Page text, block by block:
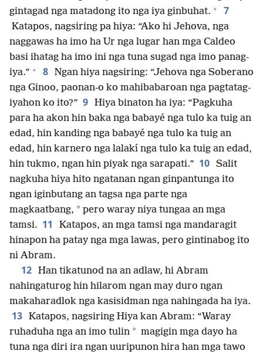
gintagad nga matadong ito nga iya ginbuhat. + 7
Katapos, nagsiring pa hiya: “Ako hi Jehova, nga
naggawas ha imo ha Ur nga lugar han mga Caldeo
basi ihatag ha imo ini nga tuna sugad nga imo panag-
iya.” + 8 Ngan hiya nagsiring: “Jehova nga Soberano
nga Ginoo, paonan-o ko mahibabaroan nga pagtatag-
iyahon ko ito?” 9 Hiya binaton ha iya: “Pagkuha
para ha akon hin baka nga babayé nga tulo ka tuig an
edad, hin kanding nga babayé nga tulo ka tuig an
edad, hin karnero nga lalakí nga tulo ka tuig an edad,
hin tukmo, ngan hin piyak nga sarapati.” 10 Salit
nagkuha hiya hito ngatanan ngan ginpantunga ito
ngan iginbutang an tagsa nga parte nga
magkaatbang, * pero waray niya tungaa an mga
tamsi. 11
Katapos, an mga tamsi nga mandaragit
hinapon ha patay nga mga lawas, pero gintinabog ito
ni Abram.
12 Han tikatunod na an adlaw, hi Abram
nahingaturog hin hilarom ngan may duro ngan
makaharadlok nga kasisidman nga nahingada ha iya.
13 Katapos, nagsiring Hiya kan Abram: “Waray
ruhaduha nga an imo tulin * magigin mga dayo ha
tuna nga diri ira ngan uuripunon hira han mga tawo